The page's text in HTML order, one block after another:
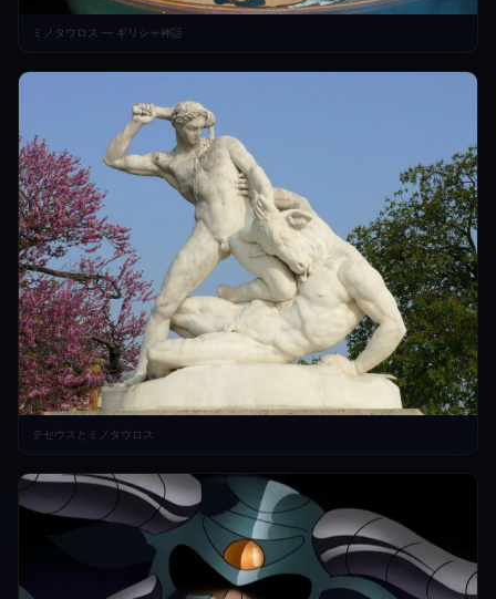
ミノタウロス — ギリシャ神話
テセウスとミノタウロス